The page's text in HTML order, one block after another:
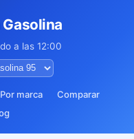
Gasolina
a las 12:00
Por marca
Comparar